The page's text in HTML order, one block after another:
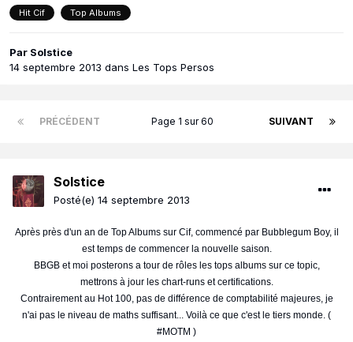
Hit Cif Top Albums
Par Solstice
14 septembre 2013 dans Les Tops Persos
PRÉCÉDENT SUIVANT
Page 1 sur 60
Solstice
Posté(e) 14 septembre 2013
Après près d'un an de Top Albums sur Cif, commencé par Bubblegum Boy, il
est temps de commencer la nouvelle saison.
BBGB et moi posterons a tour de rôles les tops albums sur ce topic,
mettrons à jour les chart-runs et certifications.
Contrairement au Hot 100, pas de différence de comptabilité majeures, je
n'ai pas le niveau de maths suffisant... Voilà ce que c'est le tiers monde. (
#MOTM )